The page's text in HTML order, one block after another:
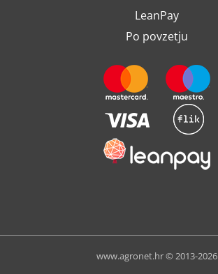
LeanPay
Po povzetju
www.agronet.hr © 2013-2026